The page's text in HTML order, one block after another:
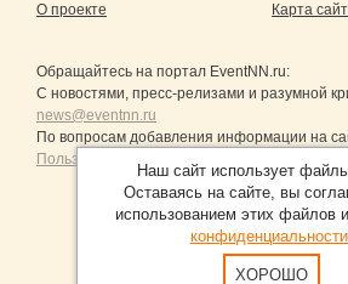
О проекте Карта
Обращайтесь на портал EventNN.ru:
С новостями, пресс-релизами и разумной
news@eventnn.ru
По вопросам добавления информации на
Пользовательское Соглашение и политика
Продвижение сайтов Санкт-
Наш сайт использует
Оставаясь на сайте, вы
использованием этих файлов и
конфиденциальности
ХОРОШО